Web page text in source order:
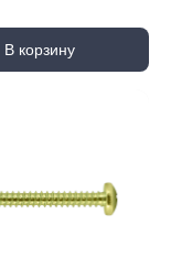
В корзину